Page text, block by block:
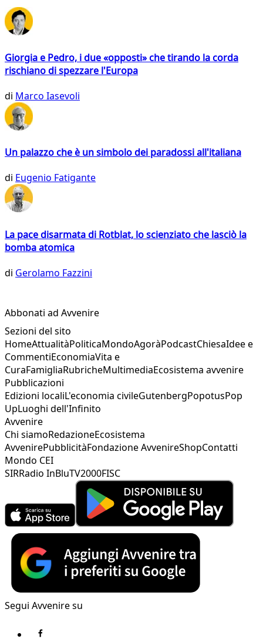
Giorgia e Pedro, i due «opposti» che tirando la corda
rischiano di spezzare l'Europa
di Marco Iasevoli
Un palazzo che è un simbolo dei paradossi all'italiana
di Eugenio Fatigante
La pace disarmata di Rotblat, lo scienziato che lasciò la
bomba atomica
di Gerolamo Fazzini
Abbonati ad Avvenire
Sezioni del sito
HomeAttualitàPoliticaMondoAgoràPodcastChiesaIdee e
CommentiEconomiaVita e
CuraFamigliaRubricheMultimediaEcosistema avvenire
Pubblicazioni
Edizioni localiL'economia civileGutenbergPopotusPop
UpLuoghi dell'Infinito
Avvenire
Chi siamoRedazioneEcosistema
AvvenirePubblicitàFondazione AvvenireShopContatti
Mondo CEI
SIRRadio InBluTV2000FISC
Segui Avvenire su